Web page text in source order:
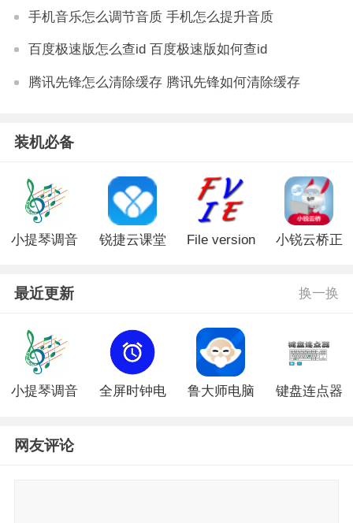
手机音乐怎么调节音质 手机怎么提升音质
百度极速版怎么查id 百度极速版如何查id
腾讯先锋怎么清除缓存 腾讯先锋如何清除缓存
装机必备
小提琴调音
锐捷云课堂
File version
小锐云桥正
最近更新 换一换
小提琴调音
全屏时钟电
鲁大师电脑
键盘连点器
网友评论